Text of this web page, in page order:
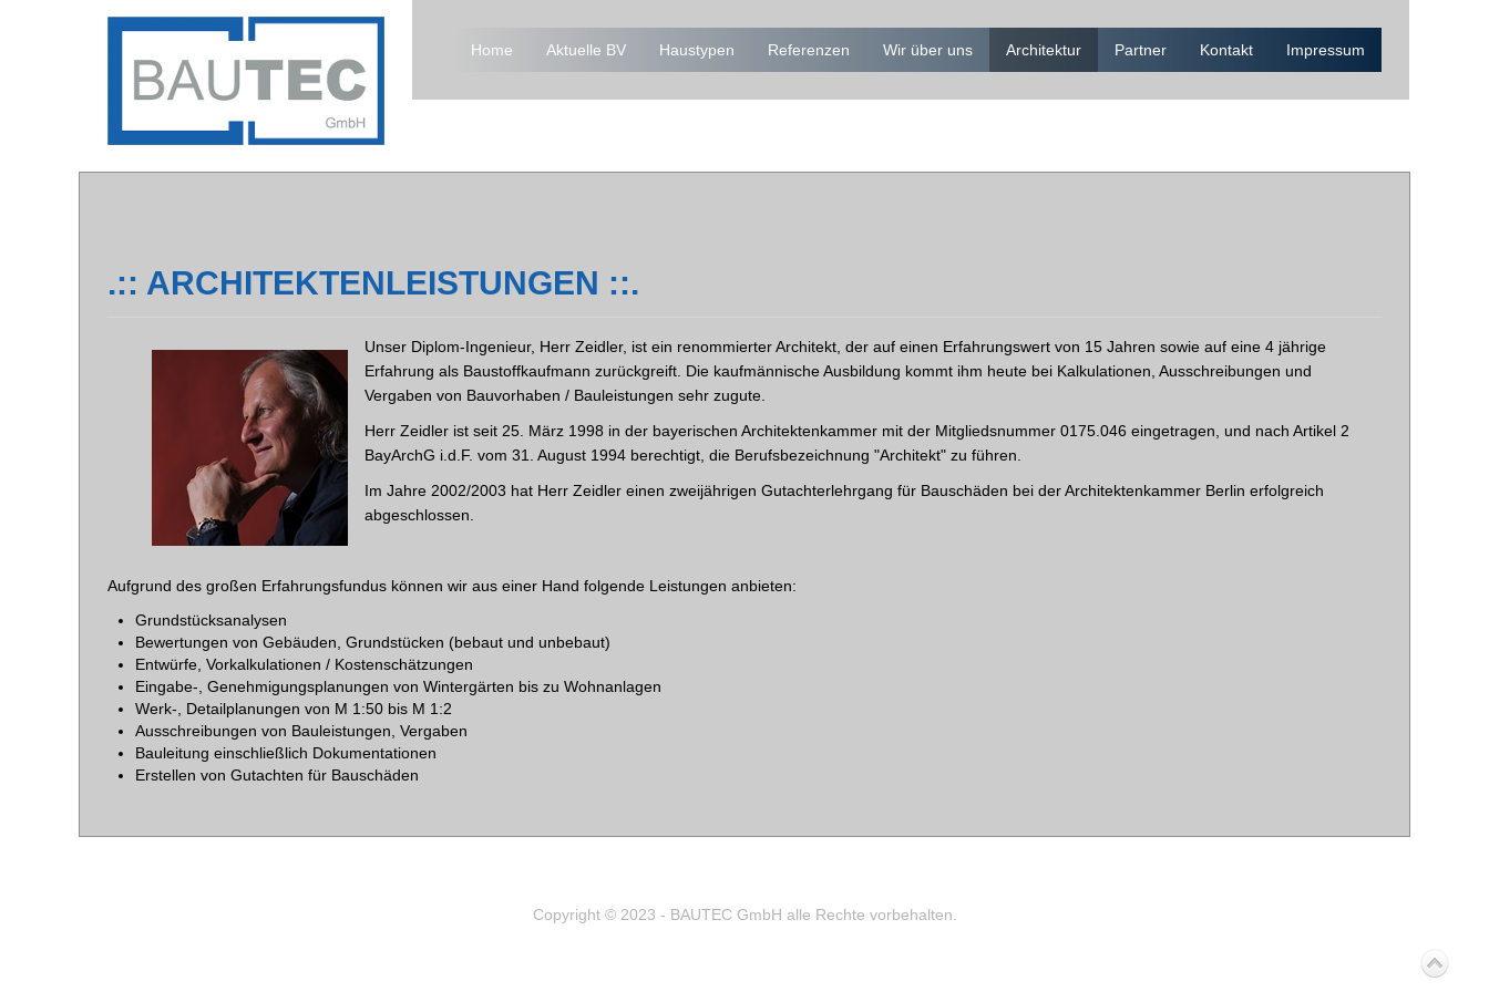
Home Aktuelle BV Haustypen Referenzen Wir über uns Architektur Partner Kontakt Impressum
.:: ARCHITEKTENLEISTUNGEN ::.
Unser Diplom-Ingenieur, Herr Zeidler, ist ein renommierter Architekt, der auf einen Erfahrungswert von 15 Jahren sowie auf eine 4 jährige
Erfahrung als Baustoffkaufmann zurückgreift. Die kaufmännische Ausbildung kommt ihm heute bei Kalkulationen, Ausschreibungen und
Vergaben von Bauvorhaben / Bauleistungen sehr zugute.
Herr Zeidler ist seit 25. März 1998 in der bayerischen Architektenkammer mit der Mitgliedsnummer 0175.046 eingetragen, und nach Artikel 2
BayArchG i.d.F. vom 31. August 1994 berechtigt, die Berufsbezeichnung "Architekt" zu führen.
Im Jahre 2002/2003 hat Herr Zeidler einen zweijährigen Gutachterlehrgang für Bauschäden bei der Architektenkammer Berlin erfolgreich
abgeschlossen.
Aufgrund des großen Erfahrungsfundus können wir aus einer Hand folgende Leistungen anbieten:
Grundstücksanalysen
Bewertungen von Gebäuden, Grundstücken (bebaut und unbebaut)
Entwürfe, Vorkalkulationen / Kostenschätzungen
Eingabe-, Genehmigungsplanungen von Wintergärten bis zu Wohnanlagen
Werk-, Detailplanungen von M 1:50 bis M 1:2
Ausschreibungen von Bauleistungen, Vergaben
Bauleitung einschließlich Dokumentationen
Erstellen von Gutachten für Bauschäden
Copyright © 2023 - BAUTEC GmbH alle Rechte vorbehalten.